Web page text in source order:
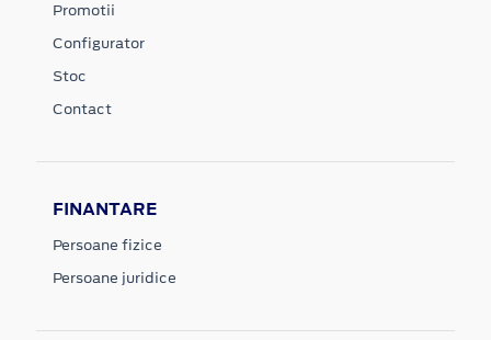
Promotii
Configurator
Stoc
Contact
FINANTARE
Persoane fizice
Persoane juridice